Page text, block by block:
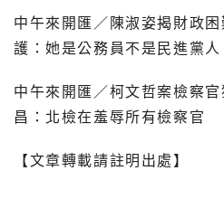
中午來開匯／陳淑姿揭財政
護：她是公務員不是民進黨人
中午來開匯／柯文哲案檢察
昌：北檢在羞辱所有檢察官
【文章轉載請註明出處】